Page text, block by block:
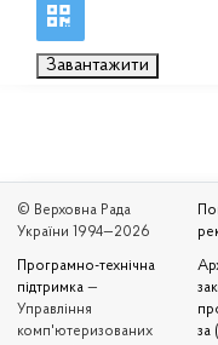
Завантажити
© Верховна Рада
України 1994—2026
Програмно-технічна
підтримка —
Управління
комп'ютеризованих
за